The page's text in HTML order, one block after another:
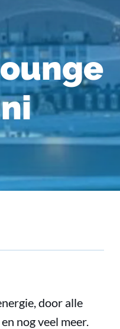
door alle
nog veel meer.